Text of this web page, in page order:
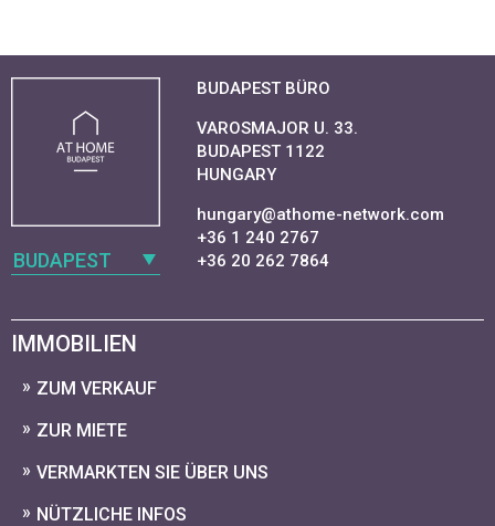
BUDAPEST
BUDAPEST BÜRO
VAROSMAJOR U. 33.
BUDAPEST 1122
HUNGARY
hungary@athome-network.com
+36 1 240 2767
+36 20 262 7864
IMMOBILIEN
ZUM VERKAUF
ZUR MIETE
VERMARKTEN SIE ÜBER UNS
NÜTZLICHE INFOS